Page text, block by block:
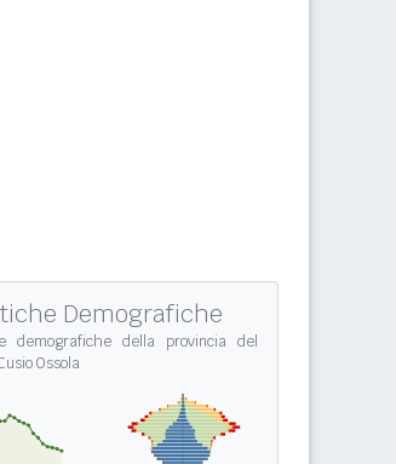
Demografiche
demografiche della provincia del
Ossola